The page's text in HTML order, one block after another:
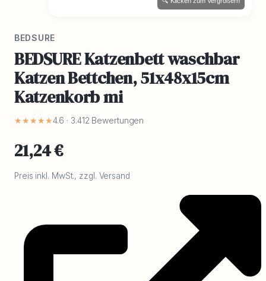
BEDSURE
BEDSURE Katzenbett waschbar
Katzen Bettchen, 51x48x15cm
Katzenkorb mi
★★★★★4.6 · 3.412 Bewertungen
21,24 €
Preis inkl. MwSt., zzgl. Versand